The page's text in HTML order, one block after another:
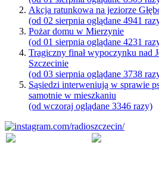
Akcja ratunkowa na jeziorze
(od 02 sierpnia oglądane 4941
Pożar domu w Mierzynie
(od 01 sierpnia oglądane 4231
Tragiczny finał wypoczynku nad
Szczecinie
(od 03 sierpnia oglądane 3738
Sąsiedzi interweniują w sprawie
samotnie w mieszkaniu
(od wczoraj oglądane 3346 razy)